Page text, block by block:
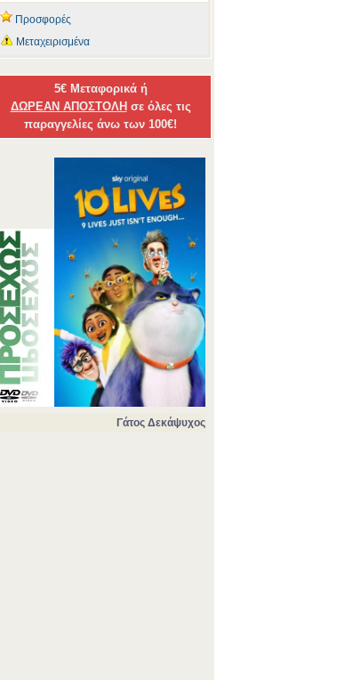
Προσφορές
Μεταχειρισμένα
5€ Μεταφορικά ή
ΔΩΡΕΑΝ ΑΠΟΣΤΟΛΗ σε όλες τις
παραγγελίες άνω των 100€!
Γάτος Δεκάψυχος